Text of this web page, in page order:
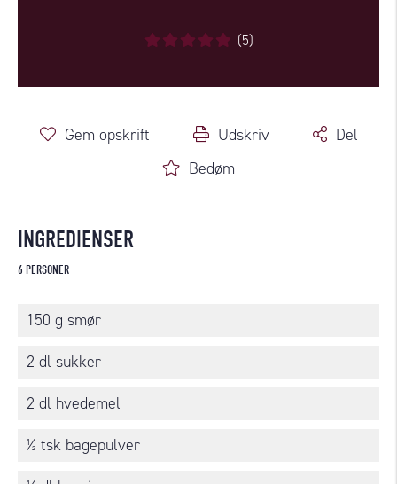
(5)
Gem opskrift Udskriv
Del
Bedøm
INGREDIENSER
6 PERSONER
150 g smør
2 dl sukker
2 dl hvedemel
½ tsk bagepulver